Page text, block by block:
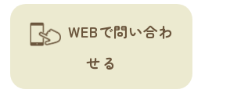
WEBで問い合わ
せる